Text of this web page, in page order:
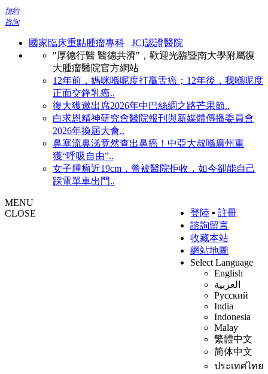
預約
咨詢
國家臨床重點腫瘤專科
JCI認證醫院
"厚德行醫 醫德共濟"，歡迎光臨暨南大學附屬復
大腫瘤醫院官方網站
12年前，媽咪喺呢度打贏舌癌；12年後，我喺呢度
正面交鋒乳癌..
復大獲邀出席2026年中巴絲綢之路芒果節..
白求恩精神研究會醫院報刊與新媒體傳播委員會
2026年換屆大會..
鼻塞流鼻涕竟然查出鼻癌！中亞大叔喺廣州重
獲“呼吸自由”..
女子腫瘤近19cm，曾被醫院拒收，如今卻能自己
踩電單車出門..
登陸 ▪ 註冊
諮詢留言
收藏本站
網站地圖
Select Language
English
العربية
Русский
India
Indonesia
Malay
繁體中文
简体中文
ประเทศไทย
MENU
CLOSE